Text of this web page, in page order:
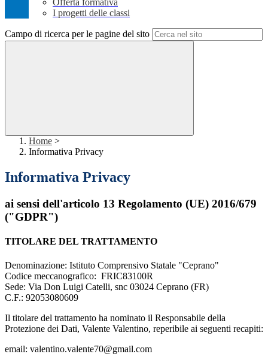
Offerta formativa
I progetti delle classi
Campo di ricerca per le pagine del sito
Home >
Informativa Privacy
Informativa Privacy
ai sensi dell'articolo 13 Regolamento (UE) 2016/679
("GDPR")
TITOLARE DEL TRATTAMENTO
Denominazione: Istituto Comprensivo Statale "Ceprano"
Codice meccanografico: FRIC83100R
Sede: Via Don Luigi Catelli, snc 03024 Ceprano (FR)
C.F.: 92053080609
Il titolare del trattamento ha nominato il Responsabile della
Protezione dei Dati, Valente Valentino, reperibile ai seguenti recapiti:
email: valentino.valente70@gmail.com